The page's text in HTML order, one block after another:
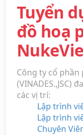
Tuyển
đồ hoạ
Công ty cổ
(VINADES.,JSC)
các vị trí:
Lập trình
Lập trình
Chuyên